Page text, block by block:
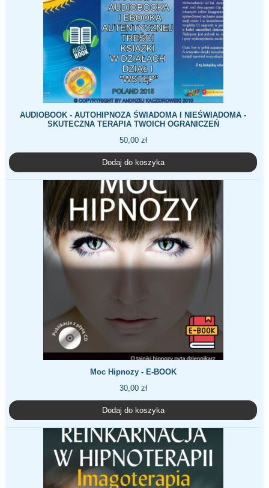
AUDIOBOOK - AUTOHIPNOZA ŚWIADOMA I NIEŚWIADOMA -
SKUTECZNA TERAPIA TWOICH OGRANICZEŃ
50,00 zł
Dodaj do koszyka
Moc Hipnozy - E-BOOK
30,00 zł
Dodaj do koszyka